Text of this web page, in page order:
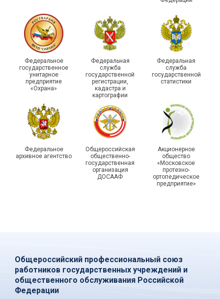
Члены Новосибирской
организации Профсоюза
приняли участие в
молодежном форуме
«Профсоюзная миссия –
2026»
Выпускники школы
молодого профлидера в
Самаре получили
дипломы
Федеральное
государственное
унитарное
предприятие
«Охрана»
Федеральная
служба
государственной
регистрации,
кадастра и
картографии
Федеральная
служба
государственной
статистики
Федеральное
архивное агентство
Общероссийская
общественно-
государственная
организация
ДОСААФ
Акционерное
общество
«Московское
протезно-
ортопедическое
предприятие»
Общероссийский профессиональный союз
работников государственных учреждений и
общественного обслуживания Российской
Федерации